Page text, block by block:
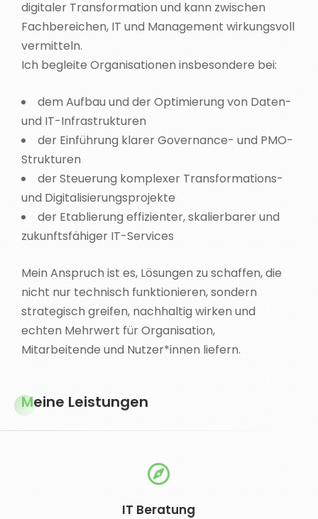
digitaler Transformation und kann zwischen
Fachbereichen, IT und Management wirkungsvoll
vermitteln.
Ich begleite Organisationen insbesondere bei:
dem Aufbau und der Optimierung von Daten-
und IT-Infrastrukturen
der Einführung klarer Governance- und PMO-
Strukturen
der Steuerung komplexer Transformations-
und Digitalisierungsprojekte
der Etablierung effizienter, skalierbarer und
zukunftsfähiger IT-Services
Mein Anspruch ist es, Lösungen zu schaffen, die
nicht nur technisch funktionieren, sondern
strategisch greifen, nachhaltig wirken und
echten Mehrwert für Organisation,
Mitarbeitende und Nutzer*innen liefern.
Meine Leistungen
IT Beratung